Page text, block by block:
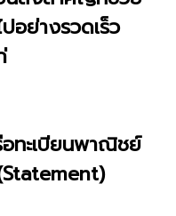
อย่างรวดเร็ว
อทะเบียนพาณิชย์